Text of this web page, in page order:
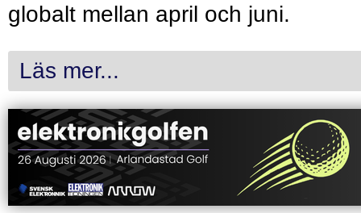
globalt mellan april och juni.
Läs mer...